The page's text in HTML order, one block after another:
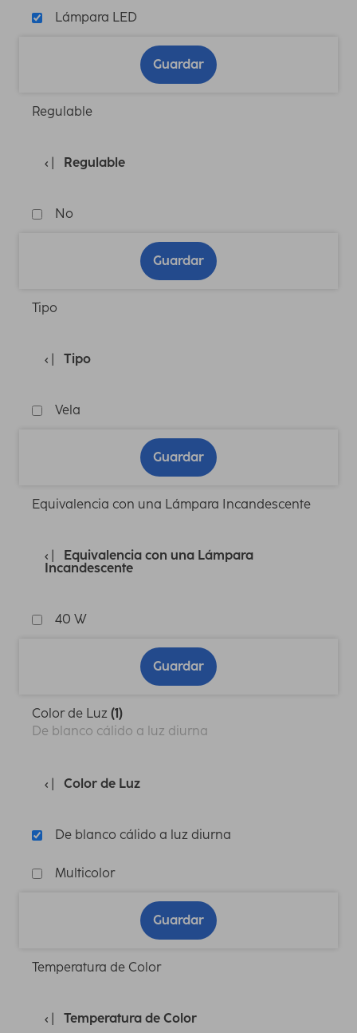
Lámpara LED
Guardar
Regulable
Regulable
No
Guardar
Tipo
Tipo
Vela
Guardar
Equivalencia con una Lámpara Incandescente
Equivalencia con una Lámpara
Incandescente
40 W
Guardar
Color de Luz (1)
De blanco cálido a luz diurna
Color de Luz
De blanco cálido a luz diurna
Multicolor
Guardar
Temperatura de Color
Temperatura de Color